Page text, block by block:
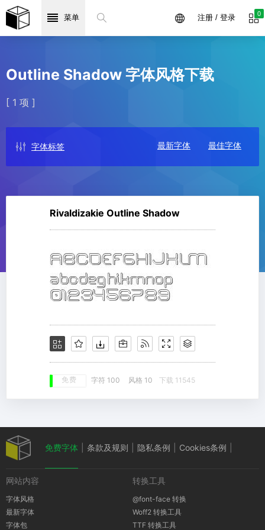
菜单 0
注册 / 登录
Outline Shadow 字体风格下载
[ 1 项 ]
字体标签 最新字体 最佳字体
Rivaldizakie Outline Shadow
免费 字符 100 风格 10 下载 11545
免费字体 条款及规则 隐私条例 Cookies条例
网站内容
字体风格
最新字体
字体包
转换工具
@font-face 转换
Woff2 转换工具
TTF 转换工具